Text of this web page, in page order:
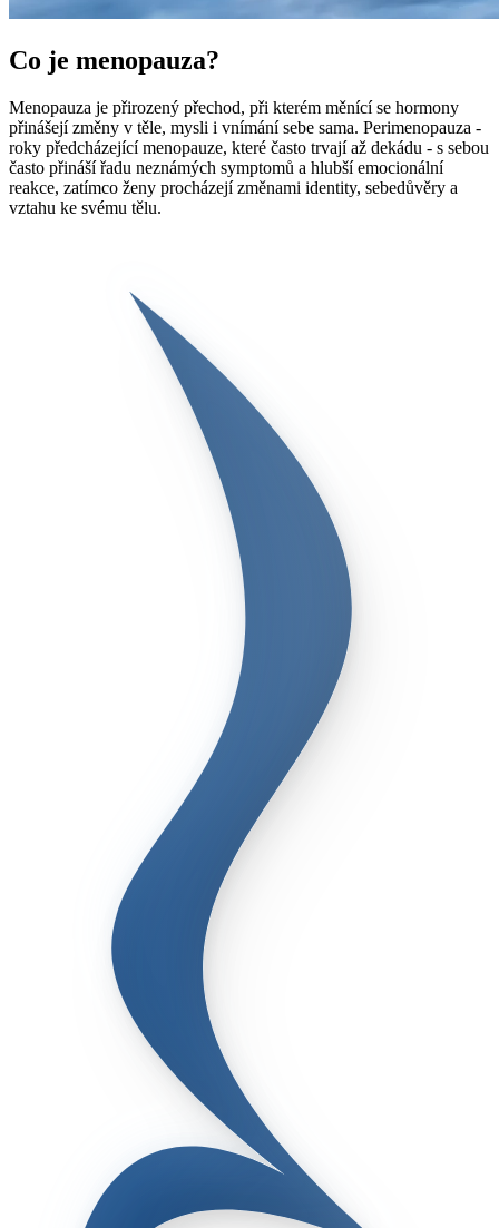
Co je menopauza?
Menopauza je přirozený přechod, při kterém měnící se hormony
přinášejí změny v těle, mysli i vnímání sebe sama. Perimenopauza -
roky předcházející menopauze, které často trvají až dekádu - s sebou
často přináší řadu neznámých symptomů a hlubší emocionální
reakce, zatímco ženy procházejí změnami identity, sebedůvěry a
vztahu ke svému tělu.